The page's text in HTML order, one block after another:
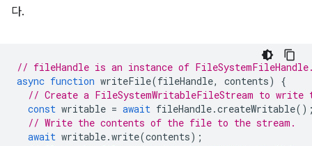
다.
// fileHandle is an instance of
async function writeFile(fileHandle, contents)
{
// Create a FileSystemWritableFileStream to write
const writable = await fileHandle.createWritable
// Write the contents of the file to the stream.
await writable.write(contents);